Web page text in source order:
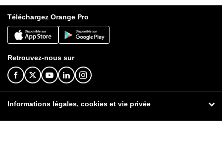
Téléchargez Orange Pro
Retrouvez-nous sur
Informations légales, cookies et vie privée
© Orange 2026